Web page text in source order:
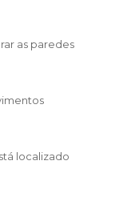
as paredes
localizado